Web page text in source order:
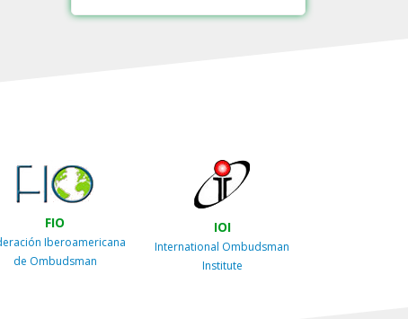
FIO
Iberoamericana
de Ombudsman
IOI
International Ombudsman
Institute